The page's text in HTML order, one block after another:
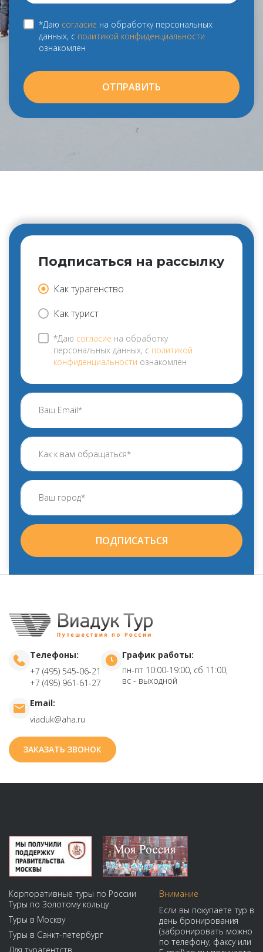
*Даю согласие на обработку персональных
данных, с политикой конфиденциальности
ознакомлен
ОТПРАВИТЬ
Подписаться на рассылку
Как турагенство
Как турист
*Даю согласие на обработку
персональных данных, с политикой
конфиденциальности ознакомлен
ПОДПИСАТЬСЯ
Телефоны:
+7 (495) 545-06-21
+7 (495) 961-61-27
График работы:
пн-пт 10:00-19:00, сб 11:00,
вс - выходной
Email:
viaduk@aha.ru
ЗАКАЗАТЬ ЗВОНОК
Корпоративные туры по России
Туры по Золотому кольцу
Туры в Москву
Туры в Санкт-петербург
Внимание
Если вы покупаете тур в
день бронирования
(забронировать можно
по телефону, факсу или